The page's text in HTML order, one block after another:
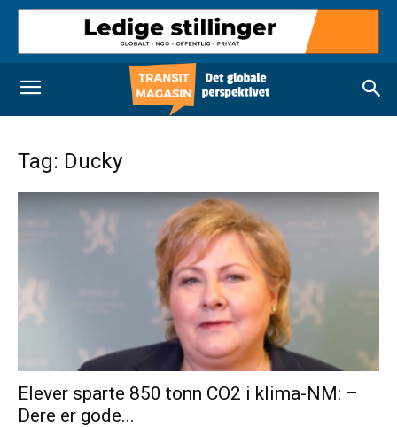
Tag: Ducky
Elever sparte 850 tonn CO2 i klima-NM: –
Dere er gode...